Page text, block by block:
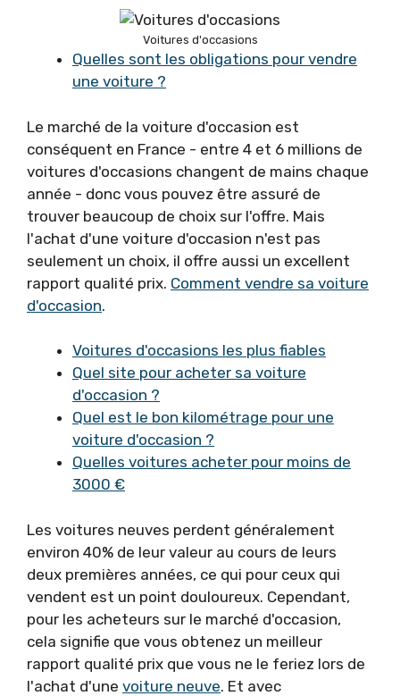
Voitures d'occasions
Quelles sont les obligations pour vendre
une voiture ?
Le marché de la voiture d'occasion est
conséquent en France - entre 4 et 6 millions de
voitures d'occasions changent de mains chaque
année - donc vous pouvez être assuré de
trouver beaucoup de choix sur l'offre. Mais
l'achat d'une voiture d'occasion n'est pas
seulement un choix, il offre aussi un excellent
rapport qualité prix. Comment vendre sa voiture
d'occasion.
Voitures d'occasions les plus fiables
Quel site pour acheter sa voiture
d'occasion ?
Quel est le bon kilométrage pour une
voiture d'occasion ?
Quelles voitures acheter pour moins de
3000 €
Les voitures neuves perdent généralement
environ 40% de leur valeur au cours de leurs
deux premières années, ce qui pour ceux qui
vendent est un point douloureux. Cependant,
pour les acheteurs sur le marché d'occasion,
cela signifie que vous obtenez un meilleur
rapport qualité prix que vous ne le feriez lors de
l'achat d'une voiture neuve. Et avec